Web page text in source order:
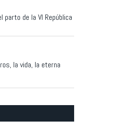
parto de la VI República
la vida, la eterna